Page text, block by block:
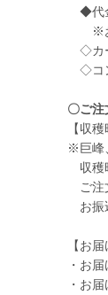
◆代
※お
◇カ
◇コ
〇ご注
【収
※巨峰
収穫
ご注
お振
【お
・お
・お